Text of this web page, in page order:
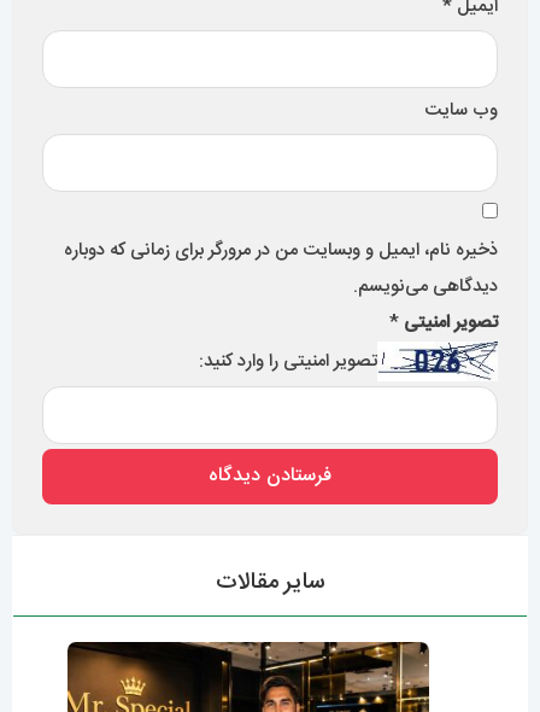
ایمیل *
وب‌ سایت
ذخیره نام، ایمیل و وبسایت من در مرورگر برای زمانی که دوباره
دیدگاهی می‌نویسم.
تصویر امنیتی *
تصویر امنیتی را وارد کنید:
سایر مقالات